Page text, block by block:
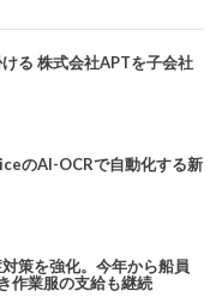
る 株式会社APTを子会社
のAI-OCRで自動化する新
策を強化。今年から船員
作業服の支給も継続